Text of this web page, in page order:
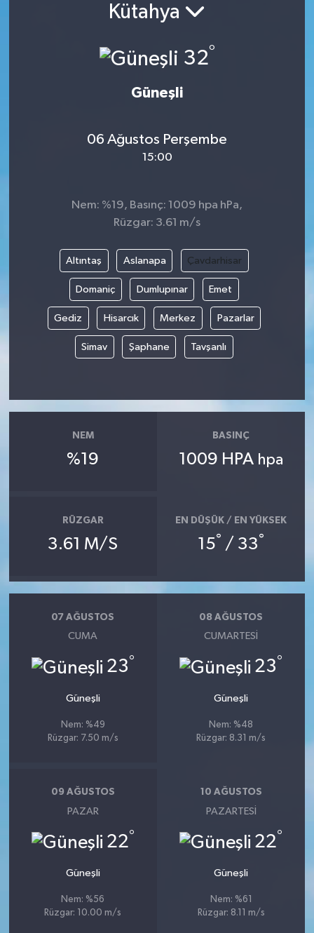
Kütahya
32°
Güneşli
06 Ağustos Perşembe
15:00
Nem: %19, Basınç: 1009 hpa hPa,
Rüzgar: 3.61 m/s
Altıntaş Aslanapa Çavdarhisar
Domaniç Dumlupınar Emet
Gediz Hisarcık Merkez Pazarlar
Simav Şaphane Tavşanlı
NEM
%19
BASINÇ
1009 HPA hpa
RÜZGAR
3.61 M/S
EN DÜŞÜK / EN YÜKSEK
15° / 33°
07 AĞUSTOS
CUMA
23°
Güneşli
Nem: %49
Rüzgar: 7.50 m/s
08 AĞUSTOS
CUMARTESI
23°
Güneşli
Nem: %48
Rüzgar: 8.31 m/s
09 AĞUSTOS
PAZAR
22°
Güneşli
Nem: %56
Rüzgar: 10.00 m/s
10 AĞUSTOS
PAZARTESI
22°
Güneşli
Nem: %61
Rüzgar: 8.11 m/s